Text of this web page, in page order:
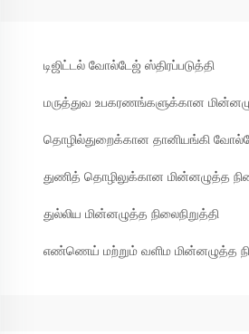
டிஜிட்டல் வோல்டேஜ் ஸ்திரப்படுத்தி
மருத்துவ உபகரணங்களுக்கான
தொழில்துறைக்கான தானியங்கி
துணித் தொழிலுக்கான மின்னழுத்த
துல்லிய மின்னழுத்த நிலைநிறுத்தி
எண்ணெய் மற்றும் வளிம மின்னழுத்த